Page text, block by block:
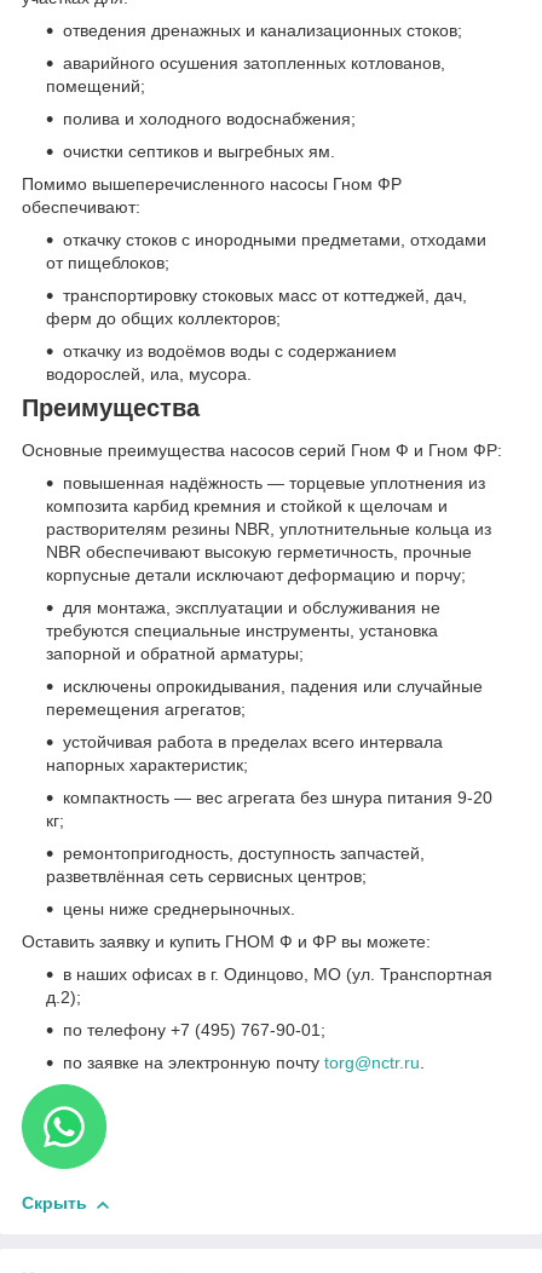
отведения дренажных и канализационных стоков;
аварийного осушения затопленных котлованов,
помещений;
полива и холодного водоснабжения;
очистки септиков и выгребных ям.
Помимо вышеперечисленного насосы Гном ФР
обеспечивают:
откачку стоков с инородными предметами, отходами
от пищеблоков;
транспортировку стоковых масс от коттеджей, дач,
ферм до общих коллекторов;
откачку из водоёмов воды с содержанием
водорослей, ила, мусора.
Преимущества
Основные преимущества насосов серий Гном Ф и Гном ФР:
повышенная надёжность — торцевые уплотнения из
композита карбид кремния и стойкой к щелочам и
растворителям резины NBR, уплотнительные кольца из
NBR обеспечивают высокую герметичность, прочные
корпусные детали исключают деформацию и порчу;
для монтажа, эксплуатации и обслуживания не
требуются специальные инструменты, установка
запорной и обратной арматуры;
исключены опрокидывания, падения или случайные
перемещения агрегатов;
устойчивая работа в пределах всего интервала
напорных характеристик;
компактность — вес агрегата без шнура питания 9-20
кг;
ремонтопригодность, доступность запчастей,
разветвлённая сеть сервисных центров;
цены ниже среднерыночных.
Оставить заявку и купить ГНОМ Ф и ФР вы можете:
в наших офисах в г. Одинцово, МО (ул. Транспортная
д.2);
по телефону +7 (495) 767-90-01;
по заявке на электронную почту torg@nctr.ru.
Скрыть